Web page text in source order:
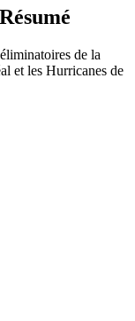
de la
et les Hurricanes de